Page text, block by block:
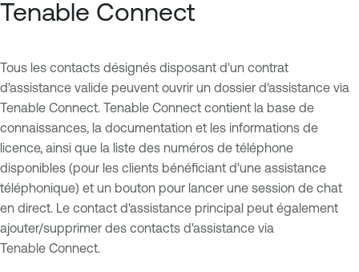
Tenable Connect
Tous les contacts désignés disposant d'un contrat
d'assistance valide peuvent ouvrir un dossier d'assistance via
Tenable Connect. Tenable Connect contient la base de
connaissances, la documentation et les informations de
licence, ainsi que la liste des numéros de téléphone
disponibles (pour les clients bénéficiant d'une assistance
téléphonique) et un bouton pour lancer une session de chat
en direct. Le contact d'assistance principal peut également
ajouter/supprimer des contacts d'assistance via
Tenable Connect.